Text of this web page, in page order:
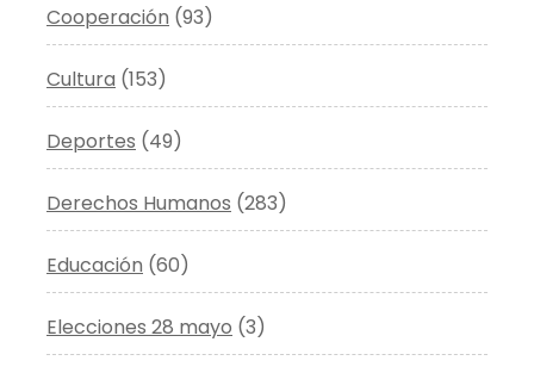
Cooperación (93)
Cultura (153)
Deportes (49)
Derechos Humanos (283)
Educación (60)
Elecciones 28 mayo (3)